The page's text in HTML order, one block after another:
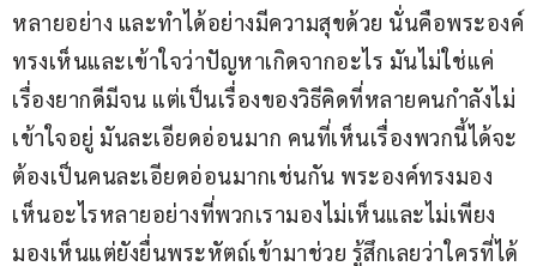
หลายอย่าง และทำได้อย่างมีความสุขด้วย นั่นคือพระองค์
ทรงเห็นและเข้าใจว่าปัญหาเกิดจากอะไร มันไม่ใช่แค่
เรื่องยากดีมีจน แต่เป็นเรื่องของวิธีคิดที่หลายคนกำลังไม่
เข้าใจอยู่ มันละเอียดอ่อนมาก คนที่เห็นเรื่องพวกนี้ได้จะ
ต้องเป็นคนละเอียดอ่อนมากเช่นกัน พระองค์ทรงมอง
เห็นอะไรหลายอย่างที่พวกเรามองไม่เห็นและไม่เพียง
มองเห็นแต่ยังยื่นพระหัตถ์เข้ามาช่วย รู้สึกเลยว่าใครที่ได้